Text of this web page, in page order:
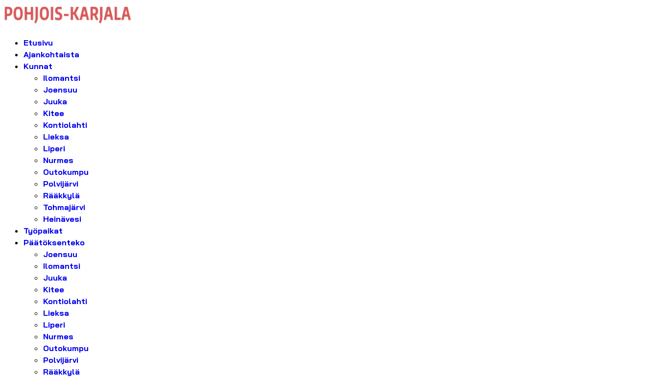
Etusivu
Ajankohtaista
Kunnat
Ilomantsi
Joensuu
Juuka
Kitee
Kontiolahti
Lieksa
Liperi
Nurmes
Outokumpu
Polvijärvi
Rääkkylä
Tohmajärvi
Heinävesi
Työpaikat
Päätöksenteko
Joensuu
Ilomantsi
Juuka
Kitee
Kontiolahti
Lieksa
Liperi
Nurmes
Outokumpu
Polvijärvi
Rääkkylä